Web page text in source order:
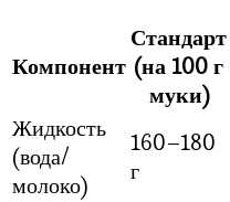
Компонент
Стандарт
(на 100 г
муки)
Жидкость
(вода/
молоко)
160–180
г